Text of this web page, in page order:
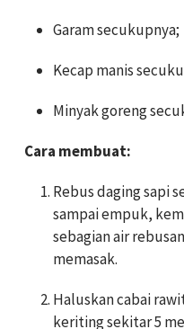
Garam secukupnya;
Kecap manis
Minyak goreng
Cara membuat:
Rebus daging sapi
sampai empuk,
sebagian air
memasak.
Haluskan cabai
keriting sekitar 5